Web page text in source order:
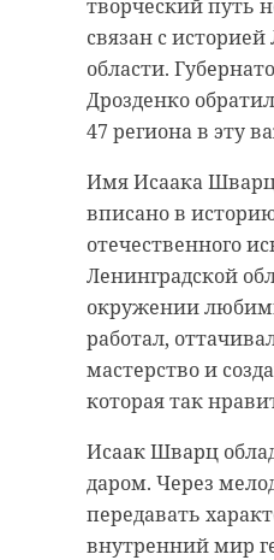
творческий путь
связан с
области.
Дрозденко
47 региона в эту
Имя Исаака
вписано в
отечественного
Ленинградской
окружении
работал,
мастерство и
которая так
Исаак Шварц
даром. Через
передавать
внутренний мир